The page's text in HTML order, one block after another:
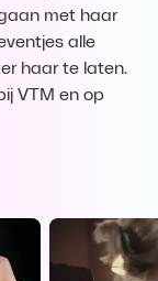
met haar
alle
haar te laten.
VTM en op